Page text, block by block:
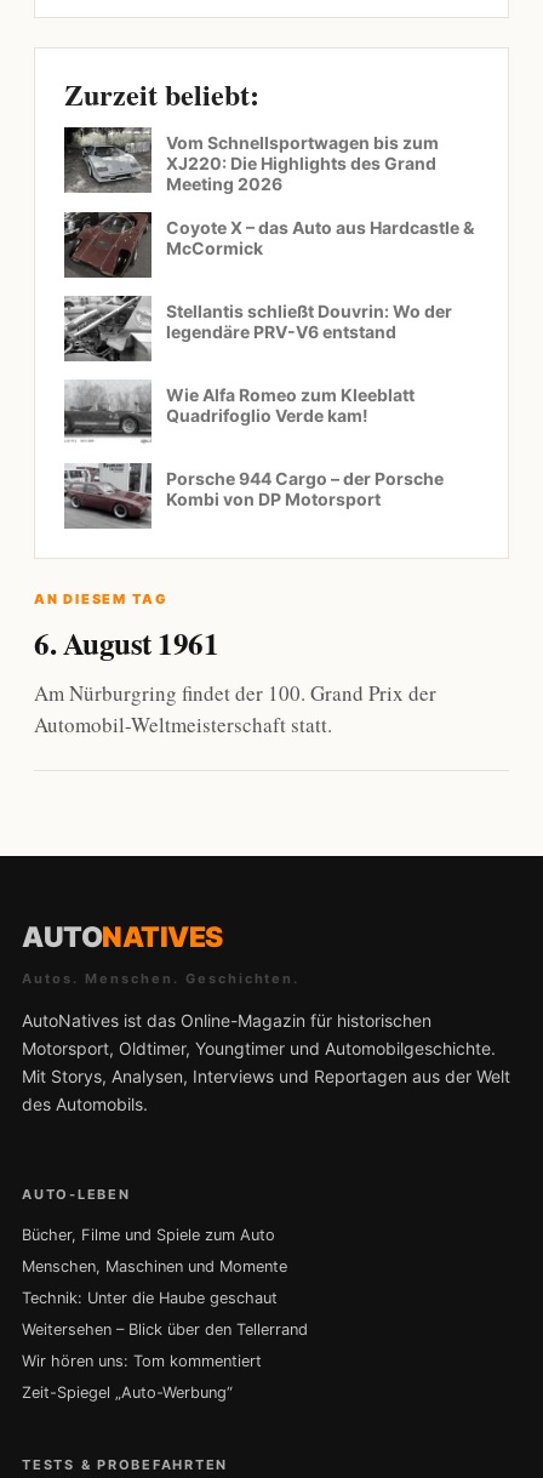
Zurzeit beliebt:
Vom Schnellsportwagen bis zum
XJ220: Die Highlights des Grand
Meeting 2026
Coyote X – das Auto aus Hardcastle &
McCormick
Stellantis schließt Douvrin: Wo der
legendäre PRV-V6 entstand
Wie Alfa Romeo zum Kleeblatt
Quadrifoglio Verde kam!
Porsche 944 Cargo – der Porsche
Kombi von DP Motorsport
AN DIESEM TAG
6. August 1961
Am Nürburgring findet der 100. Grand Prix der
Automobil-Weltmeisterschaft statt.
AUTONATIVES
Autos. Menschen. Geschichten.
AutoNatives ist das Online-Magazin für historischen
Motorsport, Oldtimer, Youngtimer und Automobilgeschichte.
Mit Storys, Analysen, Interviews und Reportagen aus der Welt
des Automobils.
AUTO-LEBEN
Bücher, Filme und Spiele zum Auto
Menschen, Maschinen und Momente
Technik: Unter die Haube geschaut
Weitersehen – Blick über den Tellerrand
Wir hören uns: Tom kommentiert
Zeit-Spiegel „Auto-Werbung“
TESTS & PROBEFAHRTEN